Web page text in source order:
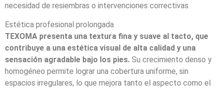
necesidad de resiembras o intervenciones correctivas.
Estética profesional prolongada
TEXOMA presenta una textura fina y suave al tacto, que
contribuye a una estética visual de alta calidad y una
sensación agradable bajo los pies. Su crecimiento denso y
homogéneo permite lograr una cobertura uniforme, sin
espacios irregulares, lo que mejora tanto el aspecto como el